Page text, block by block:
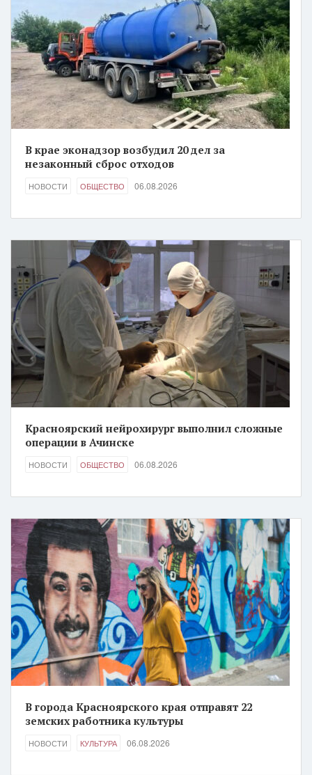
В крае эконадзор возбудил 20 дел за
незаконный сброс отходов
НОВОСТИ ОБЩЕСТВО 06.08.2026
Красноярский нейрохирург выполнил сложные
операции в Ачинске
НОВОСТИ ОБЩЕСТВО 06.08.2026
В города Красноярского края отправят 22
земских работника культуры
НОВОСТИ КУЛЬТУРА 06.08.2026